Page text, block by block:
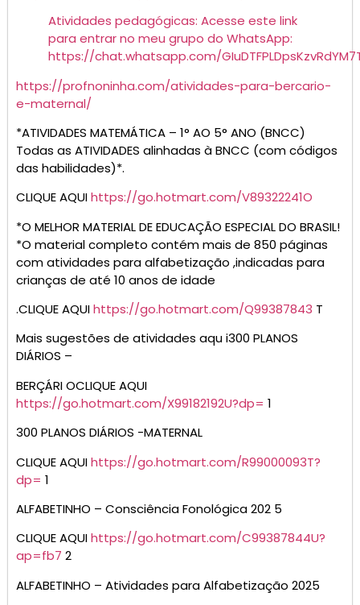
Atividades pedagógicas: Acesse este link
para entrar no meu grupo do WhatsApp:
https://chat.whatsapp.com/
https://profnoninha.com/atividades-para-bercario-
e-maternal/
*ATIVIDADES MATEMÁTICA – 1° AO 5° ANO (BNCC)
Todas as ATIVIDADES alinhadas à BNCC (com códigos
das habilidades)*.
CLIQUE AQUIhttps://go.hotmart.com/V89322241O
*O MELHOR MATERIAL DE EDUCAÇÃO ESPECIAL DO BRASIL!
*O material completo contém mais de 850 páginas
com atividades para alfabetização ,indicadas para
crianças de até 10 anos de idade
.CLIQUE AQUIhttps://go.hotmart.com/Q99387843 T
Mais sugestões de atividades aqu i300 PLANOS
DIÁRIOS –
BERÇÁRI OCLIQUE AQUI
https://go.hotmart.com/X99182192U?dp= 1
300 PLANOS DIÁRIOS -MATERNAL
CLIQUE AQUIhttps://go.hotmart.com/R99000093T?
dp= 1
ALFABETINHO – Consciência Fonológica 202 5
CLIQUE AQUIhttps://go.hotmart.com/C99387844U?
ap=fb7 2
ALFABETINHO – Atividades para Alfabetização 2025